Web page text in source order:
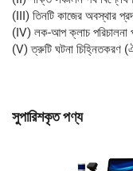
(III) তিনটি কাজের অবস্থার
(IV) লক-আপ ক্লাচ পরিচালনা
(V) ত্রুটি ঘটনা চিহ্নিতকরণ
সুপারিশকৃত পণ্য